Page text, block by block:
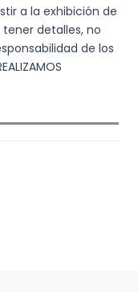
a la exhibición de
detalles, no
de los